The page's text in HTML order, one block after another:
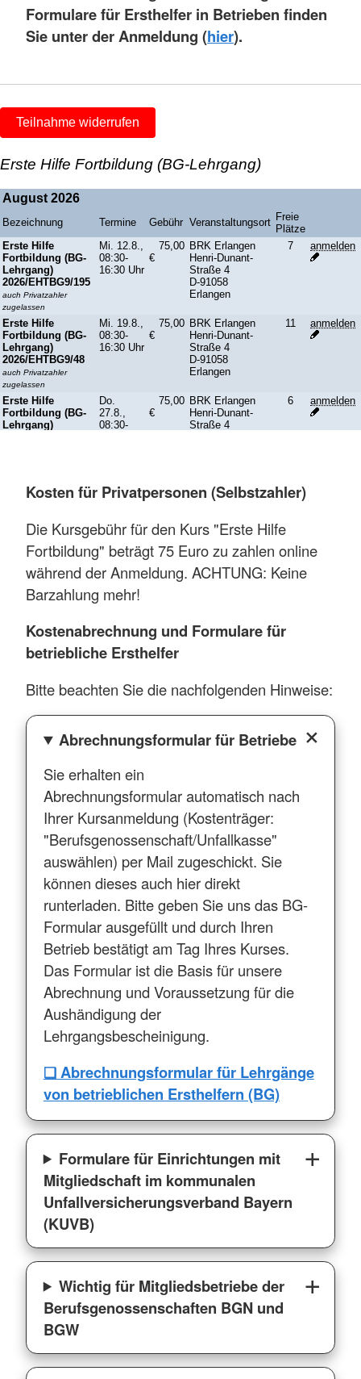
Formulare für Ersthelfer in Betrieben finden
Sie unter der Anmeldung (hier).
Kosten für Privatpersonen (Selbstzahler)
Die Kursgebühr für den Kurs "Erste Hilfe
Fortbildung" beträgt 75 Euro zu zahlen online
während der Anmeldung. ACHTUNG: Keine
Barzahlung mehr!
Kostenabrechnung und Formulare für
betriebliche Ersthelfer
Bitte beachten Sie die nachfolgenden Hinweise:
Abrechnungsformular für Betriebe
Sie erhalten ein
Abrechnungsformular automatisch nach
Ihrer Kursanmeldung (Kostenträger:
"Berufsgenossenschaft/Unfallkasse"
auswählen) per Mail zugeschickt. Sie
können dieses auch hier direkt
runterladen. Bitte geben Sie uns das BG-
Formular ausgefüllt und durch Ihren
Betrieb bestätigt am Tag Ihres Kurses.
Das Formular ist die Basis für unsere
Abrechnung und Voraussetzung für die
Aushändigung der
Lehrgangsbescheinigung.
❑ Abrechnungsformular für Lehrgänge
von betrieblichen Ersthelfern (BG)
Formulare für Einrichtungen mit
Mitgliedschaft im kommunalen
Unfallversicherungsverband Bayern
(KUVB)
Wichtig für Mitgliedsbetriebe der
Berufsgenossenschaften BGN und
BGW